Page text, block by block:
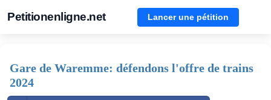
Petitionenligne.net Lancer une pétition
Gare de Waremme: défendons l'offre de trains
2024